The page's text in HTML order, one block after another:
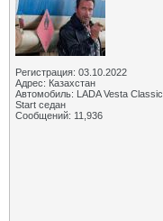
Регистрация: 03.10.2022
Адрес: Казахстан
Автомобиль: LADA Vesta Classic
Start седан
Сообщений: 11,936